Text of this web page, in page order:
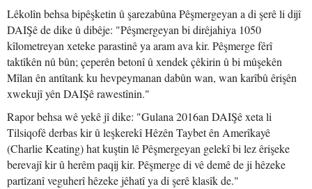
Lêkolîn behsa bipêşketin û şarezabûna Pêşmergeyan a di şerê li dijî
DAIŞê de dike û dibêje: "Pêşmergeyan bi dirêjahiya 1050
kîlometreyan xeteke parastinê ya aram ava kir. Pêşmerge fêrî
taktîkên nû bûn; çeperên betonî û xendek çêkirin û bi mûşekên
Mîlan ên antîtank ku hevpeymanan dabûn wan, wan karîbû êrişên
xwekujî yên DAIŞê rawestînin."
Rapor behsa wê yekê jî dike: "Gulana 2016an DAIŞê xeta li
Tilsiqofê derbas kir û leşkerekî Hêzên Taybet ên Amerîkayê
(Charlie Keating) hat kuştin lê Pêşmergeyan gelekî bi lez êrişeke
berevajî kir û herêm paqij kir. Pêşmerge di vê demê de ji hêzeke
partîzanî veguherî hêzeke jêhatî ya di şerê klasîk de."